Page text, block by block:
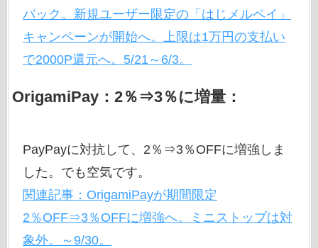
バック。新規ユーザー限定の「はじメルペイ」
キャンペーンが開始へ。上限は1万円の支払い
で2000P還元へ。5/21～6/3。
OrigamiPay：2％⇒3％に増量：
PayPayに対抗して、2％⇒3％OFFに増強しま
した。でも空気です。
関連記事：OrigamiPayが期間限定
2％OFF⇒3％OFFに増強へ。ミニストップは対
象外。～9/30。